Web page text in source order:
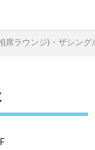
席ラウンジ)・ザシング